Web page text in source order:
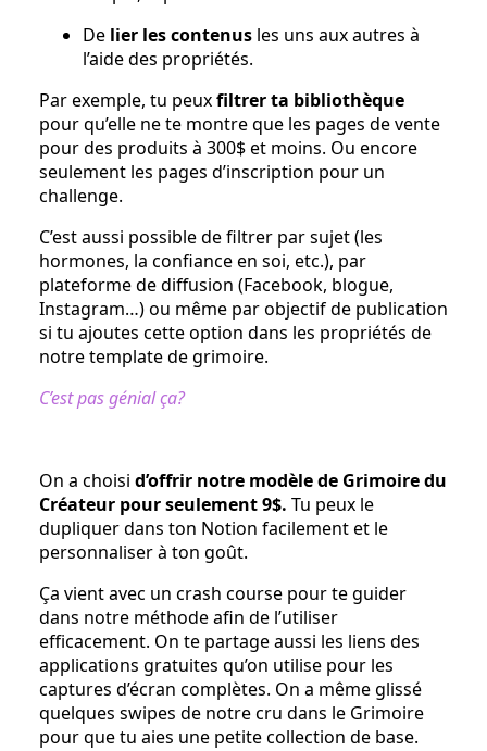
De lier les contenus les uns aux autres à
l’aide des propriétés.
Par exemple, tu peuxfiltrer ta bibliothèque
pour qu’elle ne te montre que les pages de vente
pour des produits à 300$ et moins. Ou encore
seulement les pages d’inscription pour un
challenge.
C’est aussi possible de filtrer par sujet (les
hormones, la confiance en soi, etc.), par
plateforme de diffusion (Facebook, blogue,
Instagram…) ou même par objectif de publication
si tu ajoutes cette option dans les propriétés de
notre template de grimoire.
C’est pas génial ça?
On a choisi d’offrir notre modèle de Grimoire du
Créateur pour seulement 9$. Tu peux le
dupliquer dans ton Notion facilement et le
personnaliser à ton goût.
Ça vient avec un crash course pour te guider
dans notre méthode afin de l’utiliser
efficacement. On te partage aussi les liens des
applications gratuites qu’on utilise pour les
captures d’écran complètes. On a même glissé
quelques swipes de notre cru dans le Grimoire
pour que tu aies une petite collection de base.